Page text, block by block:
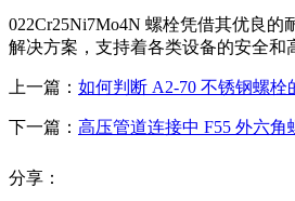
022Cr25Ni7Mo4N 螺栓凭借其优良
解决方案，支持着各类设备的安全和
上一篇： 如何判断 A2-70 不锈钢螺
下一篇： 高压管道连接中 F55 外六
分享：